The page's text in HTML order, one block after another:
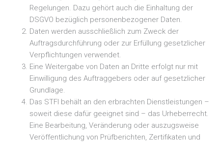
Regelungen. Dazu gehört auch die Einhaltung der
DSGVO bezüglich personenbezogener Daten.
Daten werden ausschließlich zum Zweck der
Auftragsdurchführung oder zur Erfüllung gesetzlicher
Verpflichtungen verwendet.
Eine Weitergabe von Daten an Dritte erfolgt nur mit
Einwilligung des Auftraggebers oder auf gesetzlicher
Grundlage.
Das STFI behält an den erbrachten Dienstleistungen –
soweit diese dafür geeignet sind – das Urheberrecht.
Eine Bearbeitung, Veränderung oder auszugsweise
Veröffentlichung von Prüfberichten, Zertifikaten und